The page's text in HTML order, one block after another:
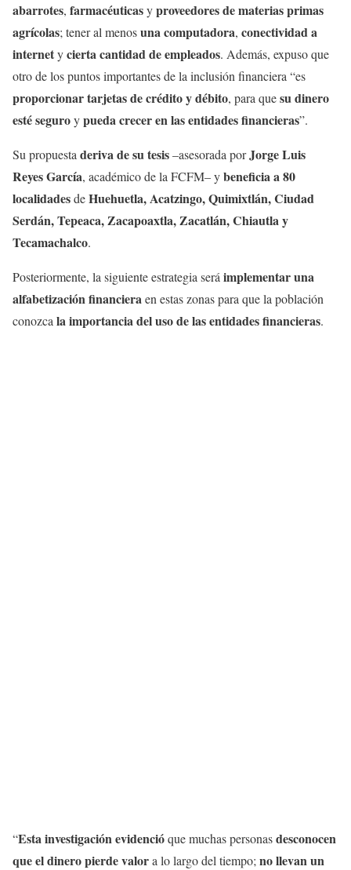
abarrotes, farmacéuticasyproveedores de materias primas
agrícolas; tener al menosuna computadora, conectividad a
internetycierta cantidad de empleados. Además, expuso que
otro de los puntos importantes de la inclusión financiera “es
proporcionar tarjetas de crédito y débito, para quesu dinero
esté seguroypueda crecer en las entidades financieras”.
Su propuesta deriva de su tesis–asesorada porJorge Luis
Reyes García, académico de la FCFM– ybeneficia a 80
localidadesdeHuehuetla, Acatzingo, Quimixtlán, Ciudad
Serdán, Tepeaca, Zacapoaxtla, Zacatlán, Chiautla y
Tecamachalco.
Posteriormente, la siguiente estrategia será implementar una
alfabetización financieraen estas zonas para que la población
conozca la importancia del uso de las entidades financieras.
“Esta investigación evidencióque muchas personasdesconocen
que el dinero pierde valora lo largo del tiempo; no llevan un